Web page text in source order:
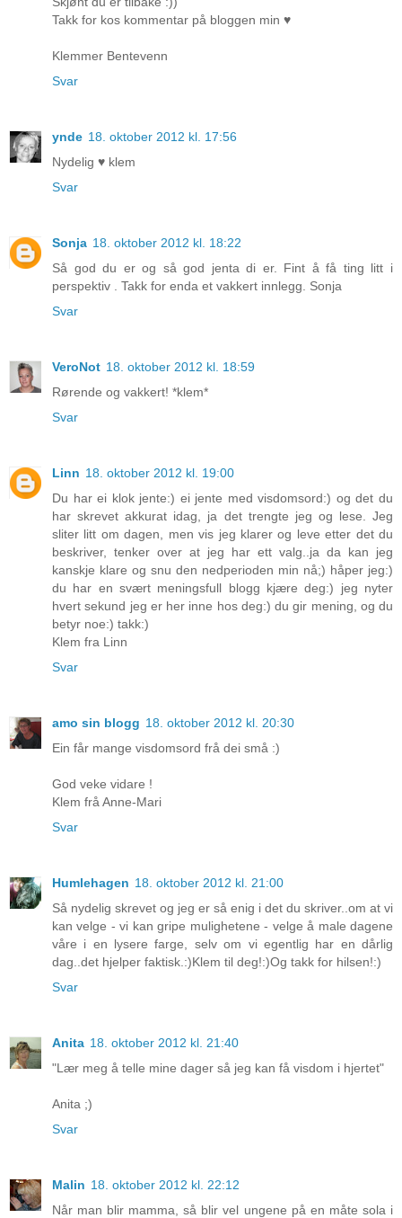
Takk for kos kommentar på bloggen min ♥
Klemmer Bentevenn
Svar
ynde 18. oktober 2012 kl. 17:56
Nydelig ♥ klem
Svar
Sonja 18. oktober 2012 kl. 18:22
Så god du er og så god jenta di er. Fint å få ting litt i
perspektiv . Takk for enda et vakkert innlegg. Sonja
Svar
VeroNot 18. oktober 2012 kl. 18:59
Rørende og vakkert! *klem*
Svar
Linn 18. oktober 2012 kl. 19:00
Du har ei klok jente:) ei jente med visdomsord:) og det du
har skrevet akkurat idag, ja det trengte jeg og lese. Jeg
sliter litt om dagen, men vis jeg klarer og leve etter det du
beskriver, tenker over at jeg har ett valg..ja da kan jeg
kanskje klare og snu den nedperioden min nå;) håper jeg:)
du har en svært meningsfull blogg kjære deg:) jeg nyter
hvert sekund jeg er her inne hos deg:) du gir mening, og du
betyr noe:) takk:)
Klem fra Linn
Svar
amo sin blogg 18. oktober 2012 kl. 20:30
Ein får mange visdomsord frå dei små :)
God veke vidare !
Klem frå Anne-Mari
Svar
Humlehagen 18. oktober 2012 kl. 21:00
Så nydelig skrevet og jeg er så enig i det du skriver..om at vi
kan velge - vi kan gripe mulighetene - velge å male dagene
våre i en lysere farge, selv om vi egentlig har en dårlig
dag..det hjelper faktisk.:)Klem til deg!:)Og takk for hilsen!:)
Svar
Anita 18. oktober 2012 kl. 21:40
"Lær meg å telle mine dager så jeg kan få visdom i hjertet"
Anita ;)
Svar
Malin 18. oktober 2012 kl. 22:12
Når man blir mamma, så blir vel ungene på en måte sola i